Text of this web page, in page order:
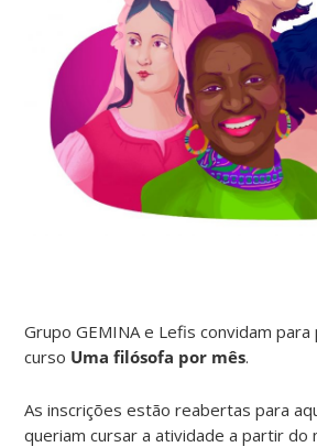
Grupo GEMINA e Lefis convidam
curso Uma filósofa por mês.
As inscrições estão reabertas para
queriam cursar a atividade a partir do